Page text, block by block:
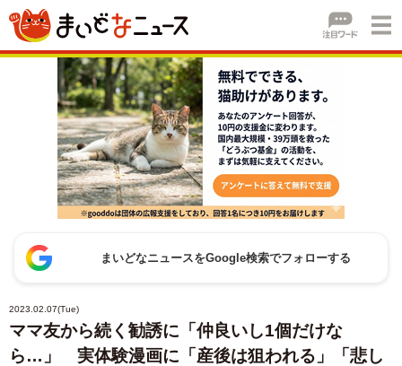
まいどなニュースをGoogle検索でフォローする
2023.02.07(Tue)
ママ友から続く勧誘に「仲良いし1個だけな
ら…」 実体験漫画に「産後は狙われる」「悲し